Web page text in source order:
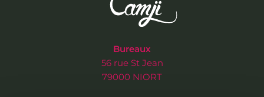
Bureaux
56 rue St Jean
79000 NIORT